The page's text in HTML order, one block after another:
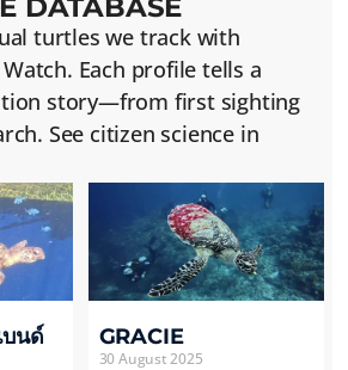
DATABASE
turtles we track with
Each profile tells a
story—from first sighting
See citizen science in
บนด์ GRACIE
30 August 2025